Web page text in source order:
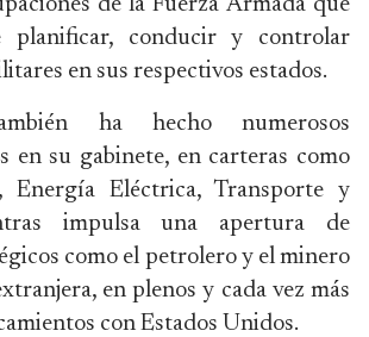
de la Fuerza Armada que
planificar, conducir y controlar
en sus respectivos estados.
ha hecho numerosos
en su gabinete, en carteras como
Energía Eléctrica, Transporte y
impulsa una apertura de
como el petrolero y el minero
en plenos y cada vez más
con Estados Unidos.